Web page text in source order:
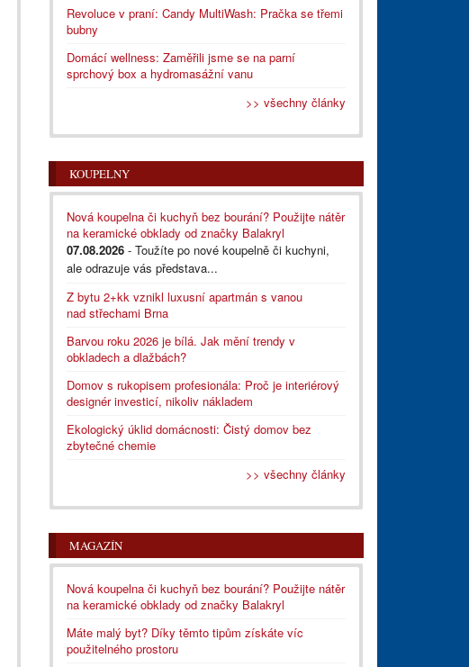
Revoluce v praní: Candy MultiWash: Pračka se třemi
bubny
Domácí wellness: Zaměřili jsme se na parní
sprchový box a hydromasážní vanu
>> všechny články
KOUPELNY
Nová koupelna či kuchyň bez bourání? Použijte nátěr
na keramické obklady od značky Balakryl
07.08.2026 - Toužíte po nové koupelně či kuchyni,
ale odrazuje vás představa...
Z bytu 2+kk vznikl luxusní apartmán s vanou
nad střechami Brna
Barvou roku 2026 je bílá. Jak mění trendy v
obkladech a dlažbách?
Domov s rukopisem profesionála: Proč je interiérový
designér investicí, nikoliv nákladem
Ekologický úklid domácnosti: Čistý domov bez
zbytečné chemie
>> všechny články
MAGAZÍN
Nová koupelna či kuchyň bez bourání? Použijte nátěr
na keramické obklady od značky Balakryl
Máte malý byt? Díky těmto tipům získáte víc
použitelného prostoru